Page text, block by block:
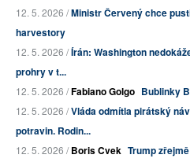
12. 5. 2026 /Ministr Červený chce
harvestory
12. 5. 2026 /Írán: Washington
prohry v t...
12. 5. 2026 /Fabiano Golgo Bublinky
12. 5. 2026 /Vláda odmítla pirátský
potravin. Rodin...
12. 5. 2026 /Boris Cvek Trump